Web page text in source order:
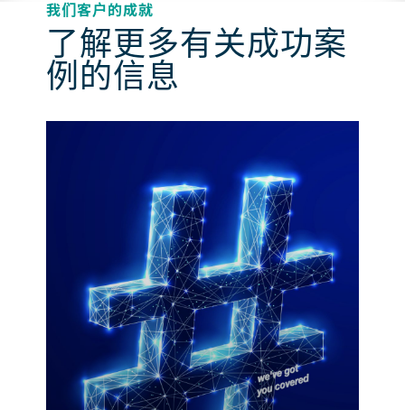
我们客户的成就
了解更多有关成功案
例的信息